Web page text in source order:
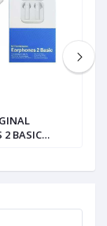
2 BASIC